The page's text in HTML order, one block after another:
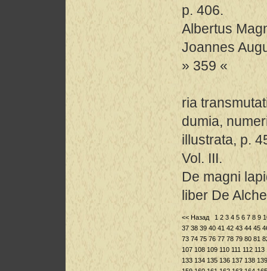
p. 406.
Albertus
Joannes
» 359 «
ria
dumia,
illustrata, p.
Vol. III.
De magni
liber De
<< Назад 1 2 3 4 5 6 7 8 9
37 38 39 40 41 42 43 44 45
73 74 75 76 77 78 79 80 81
107 108 109 110 111 112 113
133 134 135 136 137 138 139